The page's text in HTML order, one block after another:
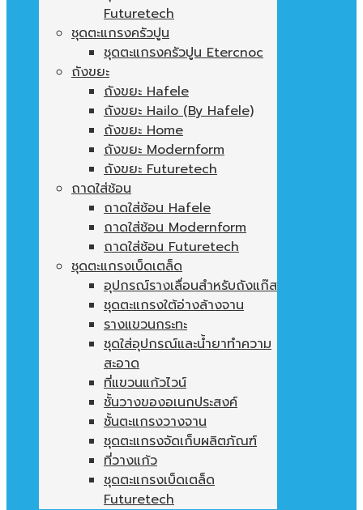
Futuretech
ชุดตะแกรงครัวปูน
ชุดตะแกรงครัวปูน Etercnoc
ถังขยะ
ถังขยะ Hafele
ถังขยะ Hailo (By Hafele)
ถังขยะ Home
ถังขยะ Modernform
ถังขยะ Futuretech
ถาดใส่ช้อน
ถาดใส่ช้อน Hafele
ถาดใส่ช้อน Modernform
ถาดใส่ช้อน Futuretech
ชุดตะแกรงเบ็ดเตล็ด
อุปกรณ์รางเลื่อนสำหรับถังแก๊ส
ชุดตะแกรงใต้อ่างล้างจาน
รางแขวนกระทะ
ชุดใส่อุปกรณ์และน้ำยาทำความ
สะอาด
ที่แขวนแก้วไวน์
ชั้นวางของอเนกประสงค์
ชั้นตะแกรงวางจาน
ชุดตะแกรงจัดเก็บผลิตภัณฑ์
ที่วางแก้ว
ชุดตะแกรงเบ็ดเตล็ด
Futuretech